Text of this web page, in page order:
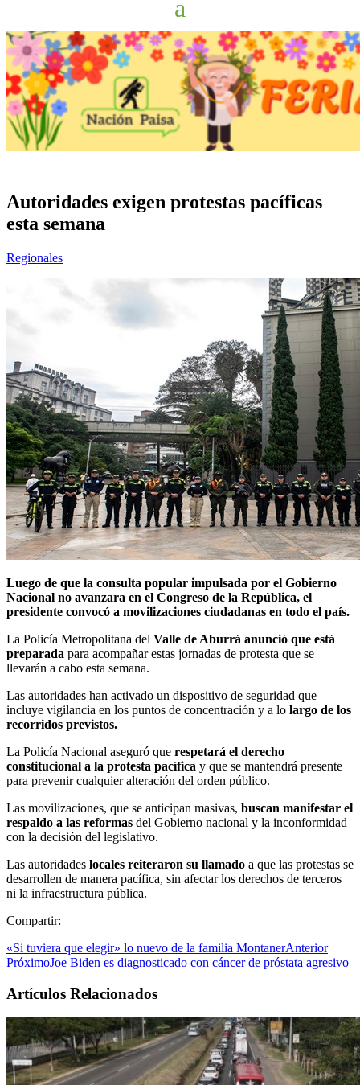
Autoridades exigen protestas pacíficas
esta semana
Regionales
Luego de que la consulta popular impulsada por el Gobierno
Nacional no avanzara en el Congreso de la República, el
presidente convocó a movilizaciones ciudadanas en todo el país.
La Policía Metropolitana del Valle de Aburrá anunció que está
preparada para acompañar estas jornadas de protesta que se
llevarán a cabo esta semana.
Las autoridades han activado un dispositivo de seguridad que
incluye vigilancia en los puntos de concentración y a lo largo de los
recorridos previstos.
La Policía Nacional aseguró que respetará el derecho
constitucional a la protesta pacífica y que se mantendrá presente
para prevenir cualquier alteración del orden público.
Las movilizaciones, que se anticipan masivas, buscan manifestar el
respaldo a las reformas del Gobierno nacional y la inconformidad
con la decisión del legislativo.
Las autoridades locales reiteraron su llamado a que las protestas se
desarrollen de manera pacífica, sin afectar los derechos de terceros
ni la infraestructura pública.
Compartir:
«Si tuviera que elegir» lo nuevo de la familia MontanerAnterior
PróximoJoe Biden es diagnosticado con cáncer de próstata agresivo
Artículos Relacionados